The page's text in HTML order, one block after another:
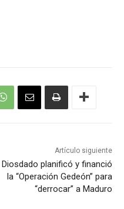
Artículo siguiente
Diosdado planificó y financió
la “Operación Gedeón” para
“derrocar” a Maduro